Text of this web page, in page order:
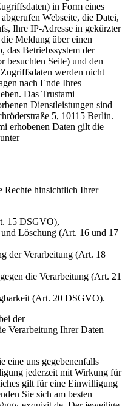
in Form eines
Webseite, die Datei,
Ihre IP-Adresse in gekürzter
Meldung über einen
das Betriebssystem der
besuchten Seite) und den
werden nicht
nach Ende Ihres
Das Trustami
Dienstleistungen sind
5, 10115 Berlin.
erhobenen Daten gilt die
Rechte hinsichtlich Ihrer
15 DSGVO),
Löschung (Art. 16 und 17
der Verarbeitung (Art. 18
die Verarbeitung (Art. 21
(Art. 20 DSGVO).
der
Verarbeitung Ihrer Daten
eine uns gegebenenfalls
jederzeit mit Wirkung für
gilt für eine Einwilligung
Sie sich am besten